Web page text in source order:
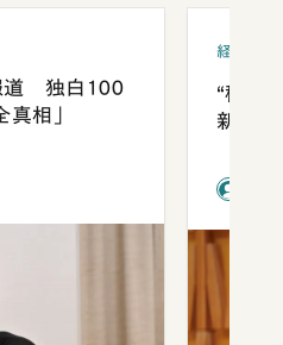
報道 独白100
相」
経済・ビ
“稼ぎ
新社長